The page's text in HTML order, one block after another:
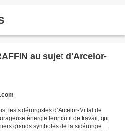
au sujet d'Arcelor-
les sidérurgistes d’Arcelor-Mittal de
énergie leur outil de travail, qui
grands symboles de la sidérurgie